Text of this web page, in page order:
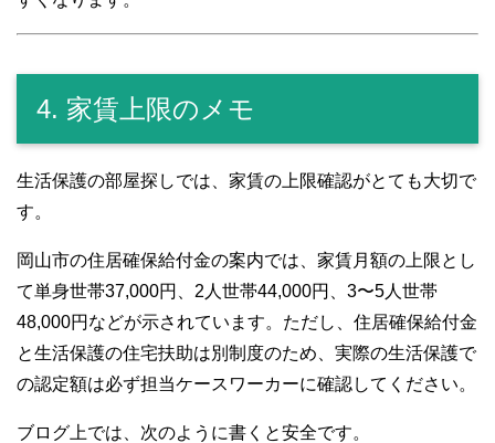
4. 家賃上限のメモ
生活保護の部屋探しでは、家賃の上限確認がとても大切で
す。
岡山市の住居確保給付金の案内では、家賃月額の上限とし
て単身世帯37,000円、2人世帯44,000円、3〜5人世帯
48,000円などが示されています。ただし、住居確保給付金
と生活保護の住宅扶助は別制度のため、実際の生活保護で
の認定額は必ず担当ケースワーカーに確認してください。
ブログ上では、次のように書くと安全です。